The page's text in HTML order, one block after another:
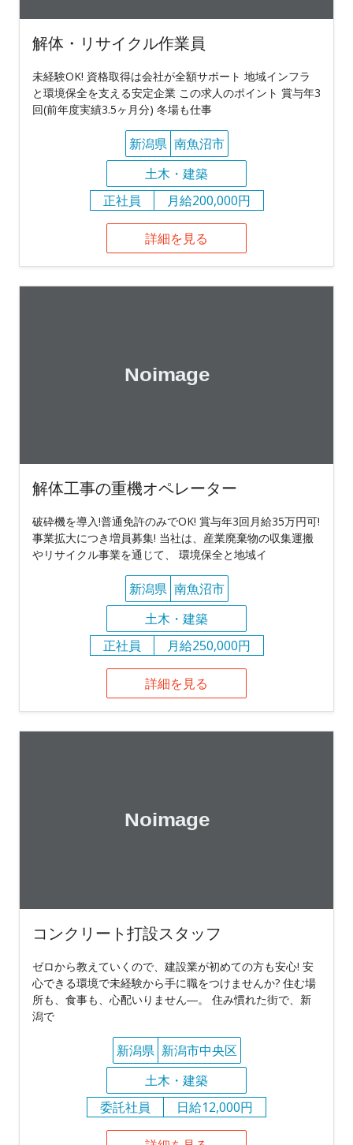
解体・リサイクル作業員
未経験OK! 資格取得は会社が全額サポート 地域インフラ
と環境保全を支える安定企業 この求人のポイント 賞与年3
回(前年度実績3.5ヶ月分) 冬場も仕事
新潟県 南魚沼市
土木・建築
正社員
月給200,000円
詳細を見る
解体工事の重機オペレーター
破砕機を導入!普通免許のみでOK! 賞与年3回月給35万円可!
事業拡大につき増員募集! 当社は、産業廃棄物の収集運搬
やリサイクル事業を通じて、 環境保全と地域イ
新潟県 南魚沼市
土木・建築
正社員
月給250,000円
詳細を見る
コンクリート打設スタッフ
ゼロから教えていくので、建設業が初めての方も安心! 安
心できる環境で未経験から手に職をつけませんか? 住む場
所も、食事も、心配いりません―。 住み慣れた街で、新
潟で
新潟県 新潟市中央区
土木・建築
委託社員
日給12,000円